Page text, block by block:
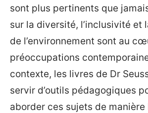
sont plus pertinents que
sur la diversité, l’inclusivité et
de l’environnement sont au
préoccupations
contexte, les livres de Dr
servir d’outils pédagogiques
aborder ces sujets de